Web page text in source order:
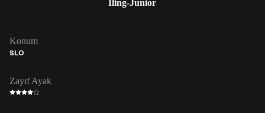
Iling-Junior
Konum
SLO
Zayıf Ayak